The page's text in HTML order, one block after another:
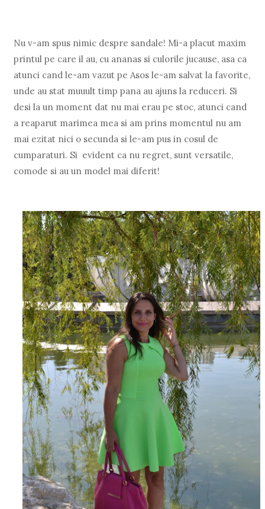
Nu v-am spus nimic despre sandale! Mi-a placut maxim
printul pe care il au, cu ananas si culorile jucause, asa ca
atunci cand le-am vazut pe Asos le-am salvat la favorite,
unde au stat muuult timp pana au ajuns la reduceri. Si
desi la un moment dat nu mai erau pe stoc, atunci cand
a reaparut marimea mea si am prins momentul nu am
mai ezitat nici o secunda si le-am pus in cosul de
cumparaturi. Si evident ca nu regret, sunt versatile,
comode si au un model mai diferit!